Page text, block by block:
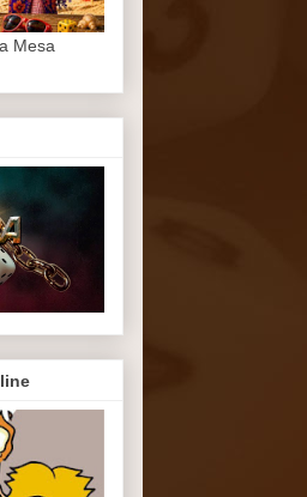
Mesa